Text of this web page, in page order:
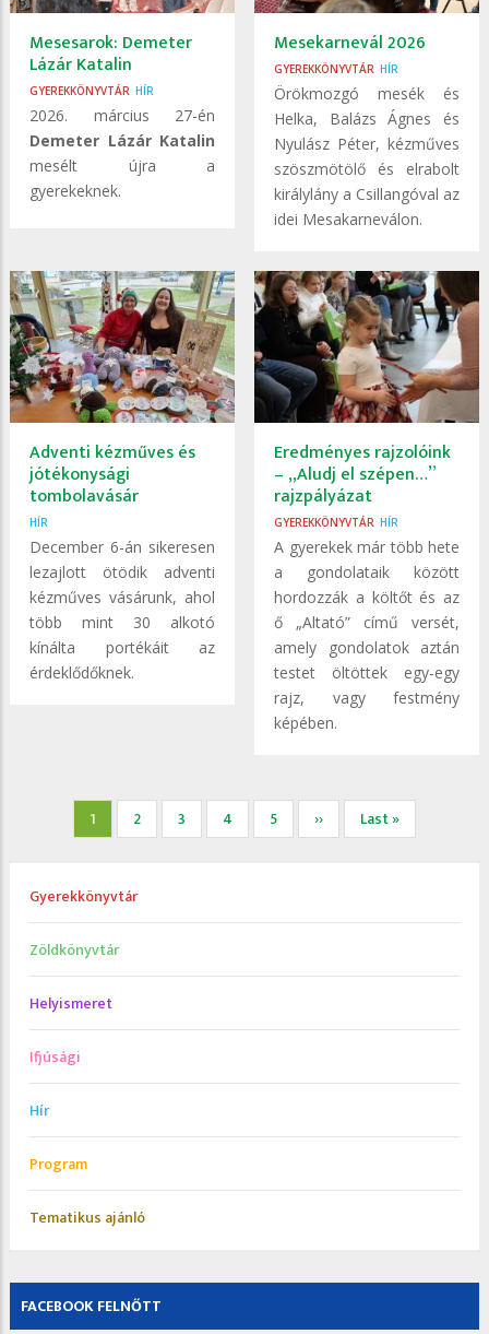
Mesesarok: Demeter
Lázár Katalin
GYEREKKÖNYVTÁR HÍR
2026. március 27-én
Demeter Lázár Katalin
mesélt újra a
gyerekeknek.
Mesekarnevál 2026
GYEREKKÖNYVTÁR HÍR
Örökmozgó mesék és
Helka, Balázs Ágnes és
Nyulász Péter, kézműves
szöszmötölő és elrabolt
királylány a Csillangóval az
idei Mesakarneválon.
Adventi kézműves és
jótékonysági
tombolavásár
HÍR
December 6-án sikeresen
lezajlott ötödik adventi
kézműves vásárunk, ahol
több mint 30 alkotó
kínálta portékáit az
érdeklődőknek.
Eredményes rajzolóink
– „Aludj el szépen…”
rajzpályázat
GYEREKKÖNYVTÁR HÍR
A gyerekek már több hete
a gondolataik között
hordozzák a költőt és az
ő „Altató” című versét,
amely gondolatok aztán
testet öltöttek egy-egy
rajz, vagy festmény
képében.
OldalszámozásJelenlegi
oldal
1 Page
2 Page
3 Page
4 Page
5
Következő
oldal
››
Utolsó
oldal
Last »
Gyerekkönyvtár
Zöldkönyvtár
Helyismeret
Ifjúsági
Hír
Program
Tematikus ajánló
FACEBOOK FELNŐTT